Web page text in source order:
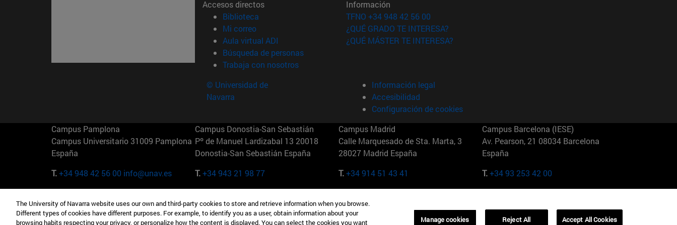
Accesos directos
Biblioteca (abre en nueva ventana)
Mi correo(abre en nueva ventana)
Aula virtual ADI (abre en nueva ventana)
Búsqueda de personas(abre en nueva ventana)
Trabaja con nosotros(abre en nueva ventana)
Información
TFNO +34 948 42 56 00
¿QUÉ GRADO TE INTERESA?
¿QUÉ MÁSTER TE INTERESA?
© Universidad de
Navarra
Información legal
Accesibilidad
Configuración de cookies
Campus Pamplona
Campus Universitario 31009 Pamplona
España
T.+34 948 42 56 00 info@unav.es
Campus Donostia-San Sebastián
Pº de Manuel Lardizabal 13 20018
Donostia-San Sebastián España
T.+34 943 21 98 77
Campus Madrid
Calle Marquesado de Sta. Marta, 3
28027 Madrid España
T.+34 914 51 43 41
Campus Barcelona (IESE)
Av. Pearson, 21 08034 Barcelona
España
T.+34 93 253 42 00
Camino del Cerro Águila 3 28023
Madrid España
165 W 57th St 10019-2201 Nueva York
EE.UU
Maria-Theresia-Straße 15 81675
Múnich Alemania
01321001 Bela Vista Brasil
The University of Navarra website uses our own and third-party cookies to store and retrieve information when you browse.
Different types of cookies have different purposes. For example, to identify you as a user, obtain information about your
browsing habits respecting your privacy, or personalize how the content is displayed. You can select the cookies you want
Manage cookies Reject All Accept All Cookies